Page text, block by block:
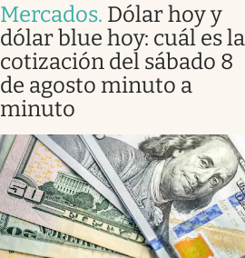
Mercados. Dólar hoy y
dólar blue hoy: cuál es la
cotización del sábado 8
de agosto minuto a
minuto